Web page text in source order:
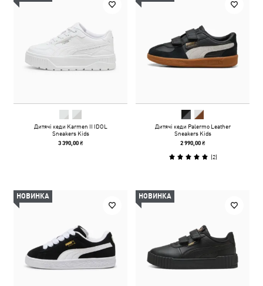
Дитячі кеди Karmen II IDOL
Sneakers Kids
3 390,00 ₴
Дитячі кеди Palermo Leather
Sneakers Kids
2 990,00 ₴
(2)
НОВИНКА НОВИНКА